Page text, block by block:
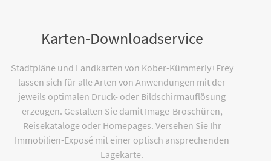
Karten-Downloadservice
Stadtpläne und Landkarten von Kober-Kümmerly+Frey
lassen sich für alle Arten von Anwendungen mit der
jeweils optimalen Druck- oder Bildschirmauflösung
erzeugen. Gestalten Sie damit Image-Broschüren,
Reisekataloge oder Homepages. Versehen Sie Ihr
Immobilien-Exposé mit einer optisch ansprechenden
Lagekarte.